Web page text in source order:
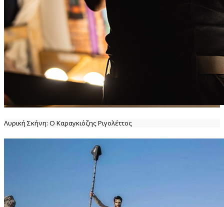
Λυρική Σκήνη: Ο Καραγκιόζης Ριγολέττος